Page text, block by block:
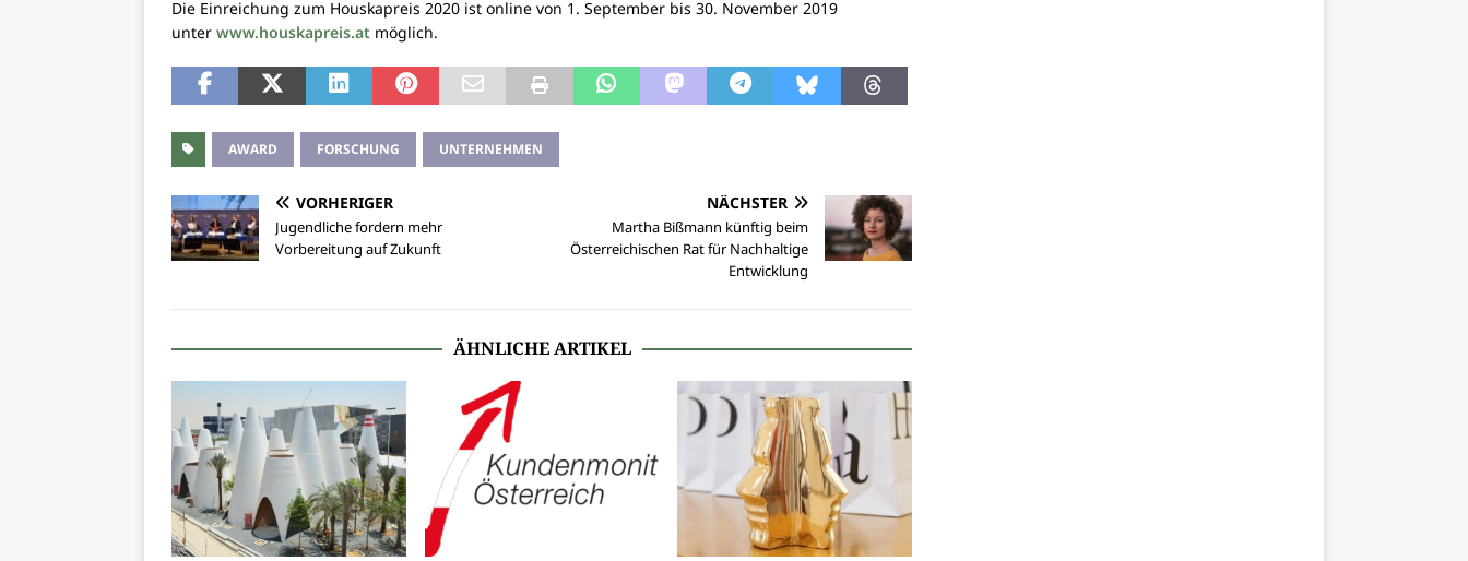
Die Einreichung zum Houskapreis 2020 ist online von 1. September bis 30. November 2019
unter www.houskapreis.at möglich.
AWARD FORSCHUNG UNTERNEHMEN
VORHERIGER
Jugendliche fordern mehr
Vorbereitung auf Zukunft
NÄCHSTER
Martha Bißmann künftig beim
Österreichischen Rat für Nachhaltige
Entwicklung
ÄHNLICHE ARTIKEL